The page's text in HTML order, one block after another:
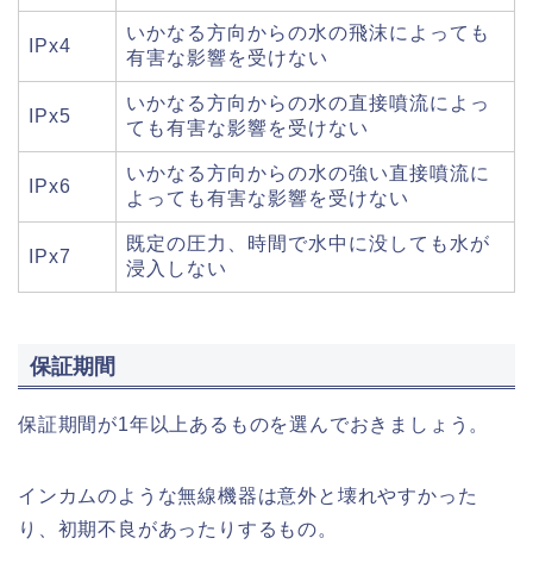
IPx4
いかなる方向からの水の飛沫によっても
有害な影響を受けない
IPx5
いかなる方向からの水の直接噴流によっ
ても有害な影響を受けない
IPx6
いかなる方向からの水の強い直接噴流に
よっても有害な影響を受けない
IPx7
既定の圧力、時間で水中に没しても水が
浸入しない
保証期間
保証期間が1年以上あるものを選んでおきましょう。
インカムのような無線機器は意外と壊れやすかった
り、初期不良があったりするもの。